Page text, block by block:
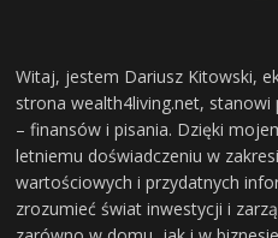
Witaj, jestem Dariusz Kitowski,
strona wealth4living.net, stanowi
– finansów i pisania. Dzięki
letniemu doświadczeniu w
wartościowych i przydatnych
zrozumieć świat inwestycji i